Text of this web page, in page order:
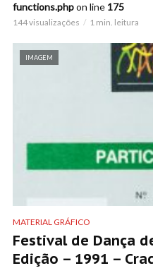
functions.phpon line 175
144 visualizações 1 min. leitura
IMAGEM
MATERIAL GRÁFICO
Festival de Dança
Edição – 1991 –